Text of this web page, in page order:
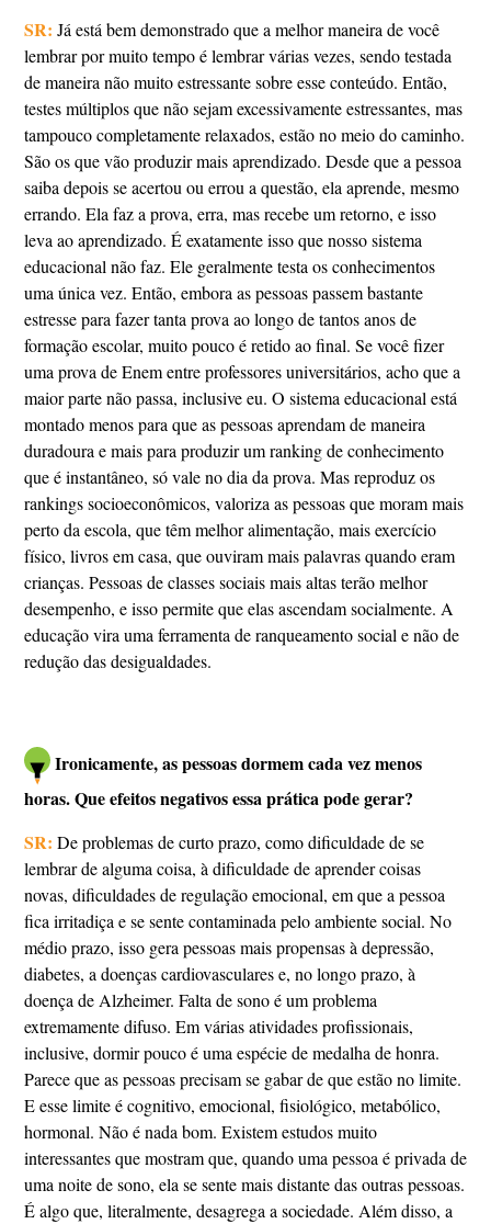
SR: Já está bem demonstrado que a melhor maneira de você
lembrar por muito tempo é lembrar várias vezes, sendo testada
de maneira não muito estressante sobre esse conteúdo. Então,
testes múltiplos que não sejam excessivamente estressantes, mas
tampouco completamente relaxados, estão no meio do caminho.
São os que vão produzir mais aprendizado. Desde que a pessoa
saiba depois se acertou ou errou a questão, ela aprende, mesmo
errando. Ela faz a prova, erra, mas recebe um retorno, e isso
leva ao aprendizado. É exatamente isso que nosso sistema
educacional não faz. Ele geralmente testa os conhecimentos
uma única vez. Então, embora as pessoas passem bastante
estresse para fazer tanta prova ao longo de tantos anos de
formação escolar, muito pouco é retido ao final. Se você fizer
uma prova de Enem entre professores universitários, acho que a
maior parte não passa, inclusive eu. O sistema educacional está
montado menos para que as pessoas aprendam de maneira
duradoura e mais para produzir um ranking de conhecimento
que é instantâneo, só vale no dia da prova. Mas reproduz os
rankings socioeconômicos, valoriza as pessoas que moram mais
perto da escola, que têm melhor alimentação, mais exercício
físico, livros em casa, que ouviram mais palavras quando eram
crianças. Pessoas de classes sociais mais altas terão melhor
desempenho, e isso permite que elas ascendam socialmente. A
educação vira uma ferramenta de ranqueamento social e não de
redução das desigualdades.
Ironicamente, as pessoas dormem cada vez menos
horas. Que efeitos negativos essa prática pode gerar?
SR: De problemas de curto prazo, como dificuldade de se
lembrar de alguma coisa, à dificuldade de aprender coisas
novas, dificuldades de regulação emocional, em que a pessoa
fica irritadiça e se sente contaminada pelo ambiente social. No
médio prazo, isso gera pessoas mais propensas à depressão,
diabetes, a doenças cardiovasculares e, no longo prazo, à
doença de Alzheimer. Falta de sono é um problema
extremamente difuso. Em várias atividades profissionais,
inclusive, dormir pouco é uma espécie de medalha de honra.
Parece que as pessoas precisam se gabar de que estão no limite.
E esse limite é cognitivo, emocional, fisiológico, metabólico,
hormonal. Não é nada bom. Existem estudos muito
interessantes que mostram que, quando uma pessoa é privada de
uma noite de sono, ela se sente mais distante das outras pessoas.
É algo que, literalmente, desagrega a sociedade. Além disso, a